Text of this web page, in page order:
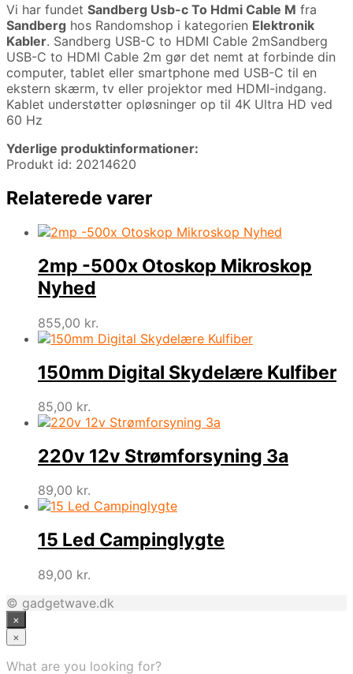
Vi har fundet Sandberg Usb-c To Hdmi Cable M fra
Sandberg hos Randomshop i kategorien Elektronik
Kabler. Sandberg USB-C to HDMI Cable 2mSandberg
USB-C to HDMI Cable 2m gør det nemt at forbinde din
computer, tablet eller smartphone med USB-C til en
ekstern skærm, tv eller projektor med HDMI-indgang.
Kablet understøtter opløsninger op til 4K Ultra HD ved
60 Hz
Yderlige produktinformationer:
Produkt id: 20214620
Relaterede varer
2mp -500x Otoskop Mikroskop
Nyhed
855,00 kr.
150mm Digital Skydelære Kulfiber
85,00 kr.
220v 12v Strømforsyning 3a
89,00 kr.
15 Led Campinglygte
89,00 kr.
© gadgetwave.dk
×
×
What are you looking for?